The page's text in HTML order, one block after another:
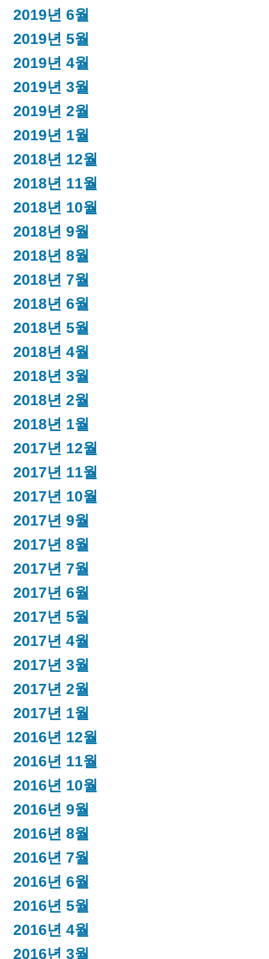
2019년 6월
2019년 5월
2019년 4월
2019년 3월
2019년 2월
2019년 1월
2018년 12월
2018년 11월
2018년 10월
2018년 9월
2018년 8월
2018년 7월
2018년 6월
2018년 5월
2018년 4월
2018년 3월
2018년 2월
2018년 1월
2017년 12월
2017년 11월
2017년 10월
2017년 9월
2017년 8월
2017년 7월
2017년 6월
2017년 5월
2017년 4월
2017년 3월
2017년 2월
2017년 1월
2016년 12월
2016년 11월
2016년 10월
2016년 9월
2016년 8월
2016년 7월
2016년 6월
2016년 5월
2016년 4월
2016년 3월